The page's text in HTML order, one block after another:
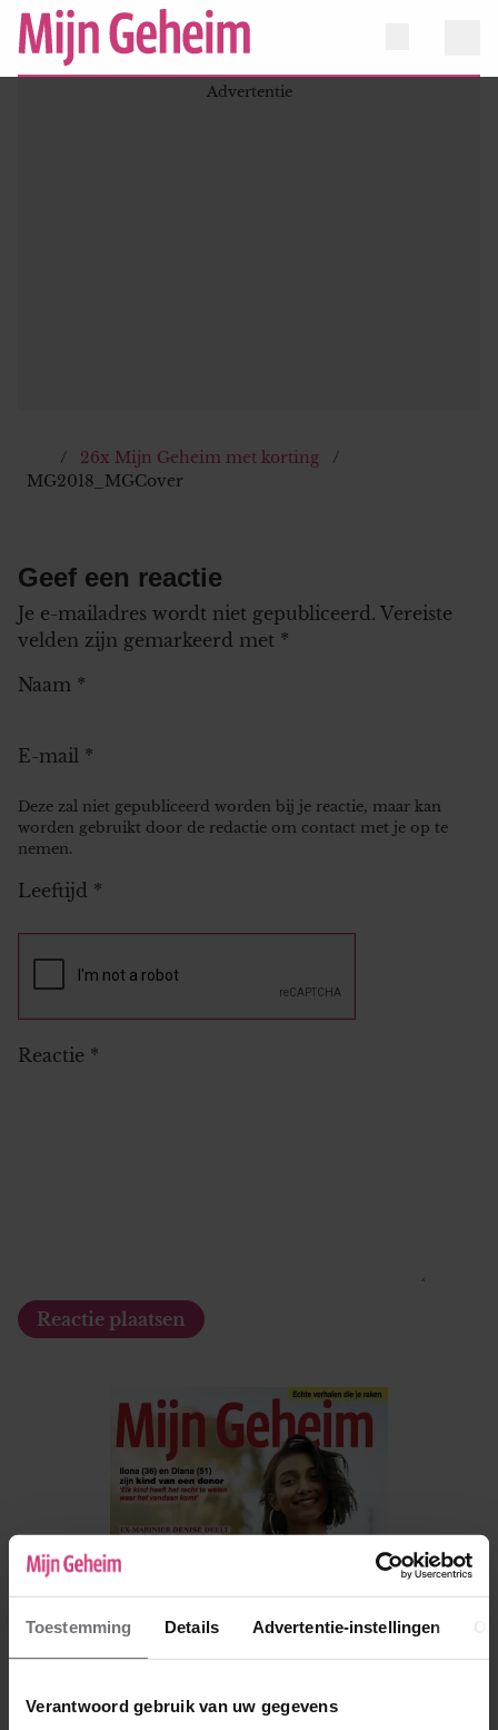
Toestemming Details Advertentie-instellingen
Verantwoord gebruik van uw gegevens
26x Mijn Geheim met korting
MG2018_MGCover
Geef een reactie
Je e-mailadres wordt niet gepubliceerd. Vereiste
velden zijn gemarkeerd met *
Naam *
E-mail *
Deze zal niet gepubliceerd worden bij je reactie, maar kan
worden gebruikt door de redactie om contact met je op te
nemen.
Leeftijd *
Reactie *